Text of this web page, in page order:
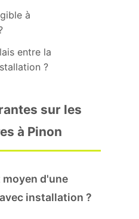
à
entre la
?
sur les
à Pinon
moyen d'une
installation ?